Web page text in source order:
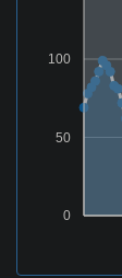
0
50
100